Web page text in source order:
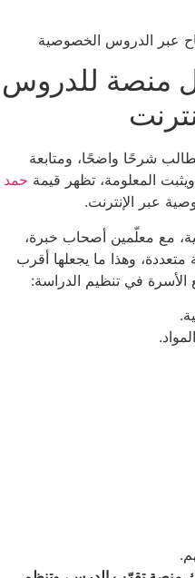
منصة للدروس
شرحًا واضحًا، ومتابعة
المعلومة، تظهر قيمة حمد
عبر الإنترنت.
مع معلّمين أصحاب خبرة،
وهذا ما يجعلها أقرب
الأسرة في تنظيم الدراسة: